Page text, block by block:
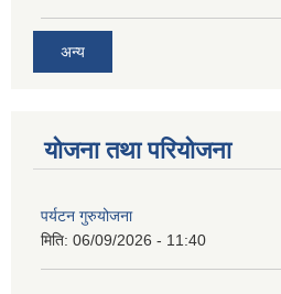
अन्य
योजना तथा परियोजना
पर्यटन गुरुयोजना
मिति: 06/09/2026 - 11:40